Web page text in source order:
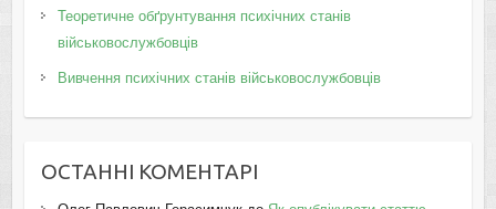
Теоретичне обґрунтування психічних станів
військовослужбовців
Вивчення психічних станів військовослужбовців
ОСТАННІ КОМЕНТАРІ